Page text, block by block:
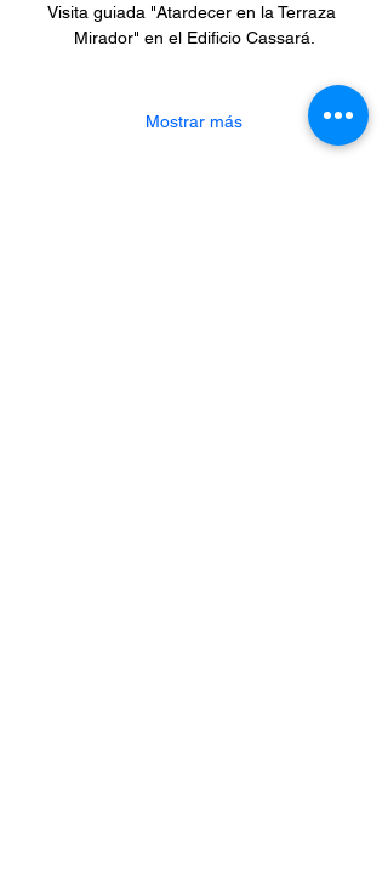
Visita guiada "Atardecer en la Terraza
Mirador" en el Edificio Cassará.
Mostrar más